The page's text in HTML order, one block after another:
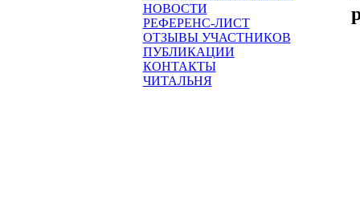
НОВОСТИ
РЕФЕРЕНС-ЛИСТ
ОТЗЫВЫ УЧАСТНИКОВ
ПУБЛИКАЦИИ
КОНТАКТЫ
ЧИТАЛЬНЯ